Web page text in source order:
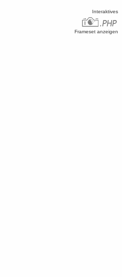
Interaktives
Frameset anzeigen